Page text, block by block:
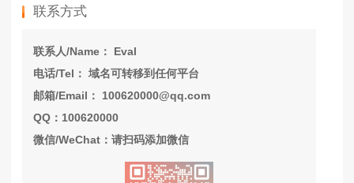
联系方式
联系人/Name： Eval
电话/Tel： 域名可转移到任何平台
邮箱/Email： 100620000@qq.com
QQ：100620000
微信/WeChat：请扫码添加微信